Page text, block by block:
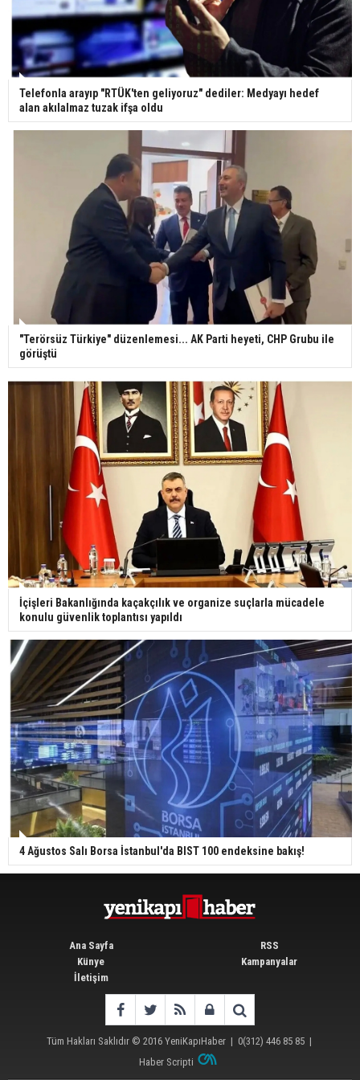
Telefonla arayıp "RTÜK'ten geliyoruz" dediler: Medyayı hedef
alan akılalmaz tuzak ifşa oldu
"Terörsüz Türkiye" düzenlemesi... AK Parti heyeti, CHP Grubu ile
görüştü
İçişleri Bakanlığında kaçakçılık ve organize suçlarla mücadele
konulu güvenlik toplantısı yapıldı
4 Ağustos Salı Borsa İstanbul'da BIST 100 endeksine bakış!
Ana Sayfa
Künye
İletişim
RSS
Kampanyalar
Tüm Hakları Saklıdır © 2016 YeniKapıHaber| 0(312) 446 85 85|
Haber Scripti